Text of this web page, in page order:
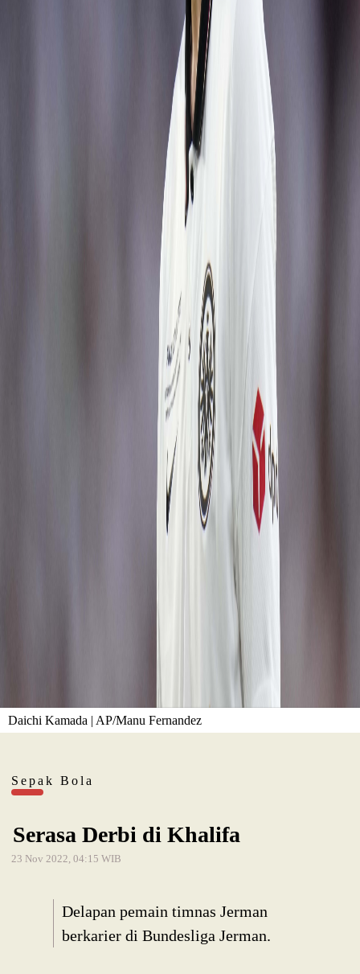
Daichi Kamada | AP/Manu Fernandez
Sepak Bola
Serasa Derbi di Khalifa
23 Nov 2022, 04:15 WIB
Delapan pemain timnas Jerman
berkarier di Bundesliga Jerman.